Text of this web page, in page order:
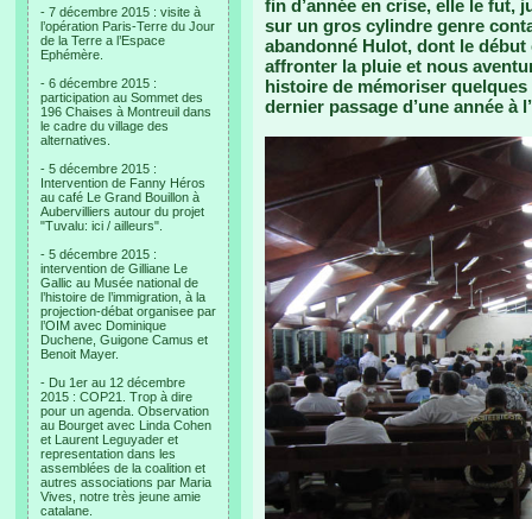
- 7 décembre 2015 : visite à
l’opération Paris-Terre du Jour
de la Terre a l’Espace
Ephémère.
- 6 décembre 2015 :
participation au Sommet des
196 Chaises à Montreuil dans
le cadre du village des
alternatives.
- 5 décembre 2015 :
Intervention de Fanny Héros
au café Le Grand Bouillon à
Aubervilliers autour du projet
"Tuvalu: ici / ailleurs".
- 5 décembre 2015 :
intervention de Gilliane Le
Gallic au Musée national de
l’histoire de l’immigration, à la
projection-débat organisee par
l’OIM avec Dominique
Duchene, Guigone Camus et
Benoit Mayer.
- Du 1er au 12 décembre
2015 : COP21. Trop à dire
pour un agenda. Observation
au Bourget avec Linda Cohen
et Laurent Leguyader et
representation dans les
assemblées de la coalition et
autres associations par Maria
Vives, notre très jeune amie
catalane.
fin d’année en crise, elle le fut,
sur un gros cylindre genre
abandonné Hulot, dont le
affronter la pluie et nous
histoire de mémoriser
dernier passage d’une année à